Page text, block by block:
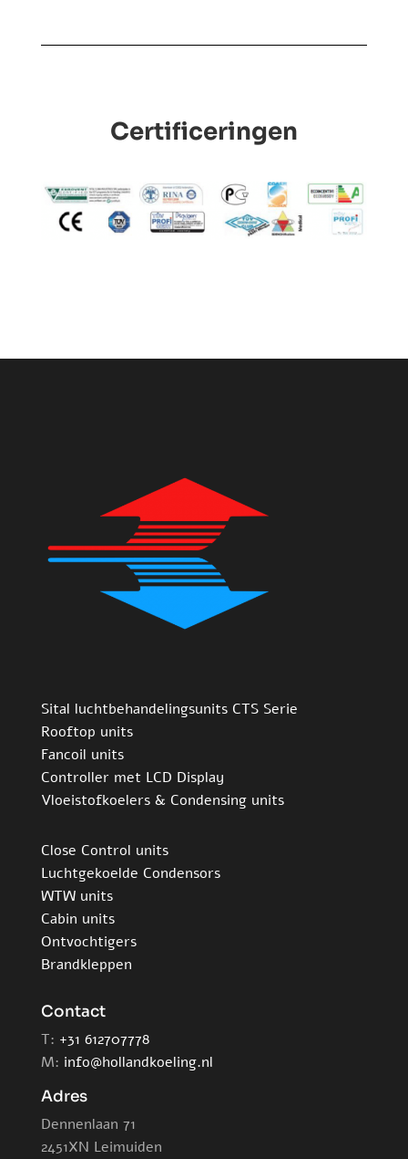
Certificeringen
Sital luchtbehandelingsunits CTS Serie
Rooftop units
Fancoil units
Controller met LCD Display
Vloeistofkoelers & Condensing units
Close Control units
Luchtgekoelde Condensors
WTW units
Cabin units
Ontvochtigers
Brandkleppen
Contact
T: +31 612707778
M: info@hollandkoeling.nl
Adres
Dennenlaan 71
2451XN Leimuiden